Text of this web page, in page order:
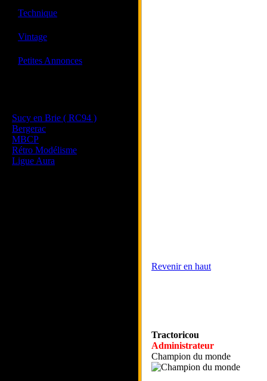
Technique
Vintage
Petites Annonces
Sucy en Brie ( RC94 )
Bergerac
MBCP
Rétro Modélisme
Ligue Aura
Revenir en haut
Tractoricou
Administrateur
Champion du monde